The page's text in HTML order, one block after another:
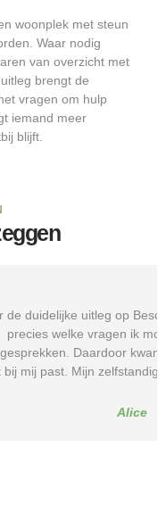
woonplek met steun
Waar nodig
van overzicht met
brengt de
vragen om hulp
iemand meer
blijft.
Wonen.nl wist ik
stellen tijdens
bij een aanbieder die
is flink verbeterd."